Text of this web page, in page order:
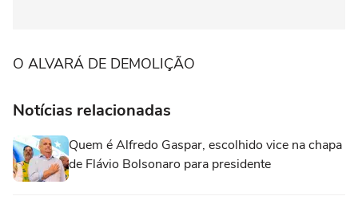
O ALVARÁ DE DEMOLIÇÃO
Notícias relacionadas
Quem é Alfredo Gaspar, escolhido vice na chapa
de Flávio Bolsonaro para presidente